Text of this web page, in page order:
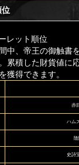
レット順位
中、帝王の御触書
累積した財貨値に
獲得できます。
赤
ハム
史詩